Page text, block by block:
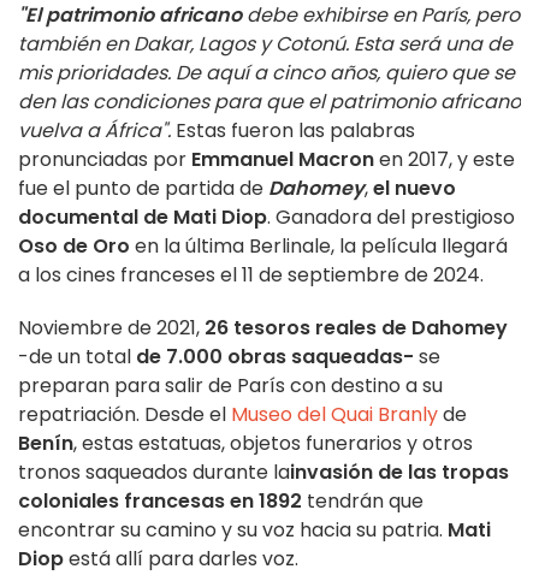
"El patrimonio africanodebe exhibirse en París, pero
también en Dakar, Lagos y Cotonú. Esta será una de
mis prioridades. De aquí a cinco años, quiero que se
den las condiciones para que el patrimonio africano
vuelva a África". Estas fueron las palabras
pronunciadas por Emmanuel Macronen 2017, y este
fue el punto de partida de Dahomey,el nuevo
documental de Mati Diop. Ganadora del prestigioso
Oso de Oro en la última Berlinale, la película llegará
a los cines franceses el 11 de septiembre de 2024.
Noviembre de 2021, 26 tesoros reales de Dahomey
-de un total de 7.000 obras saqueadas- se
preparan para salir de París con destino a su
repatriación. Desde el Museo del Quai Branlyde
Benín, estas estatuas, objetos funerarios y otros
tronos saqueados durante lainvasión de las tropas
coloniales francesas en 1892 tendrán que
encontrar su camino y su voz hacia su patria. Mati
Diopestá allí para darles voz.